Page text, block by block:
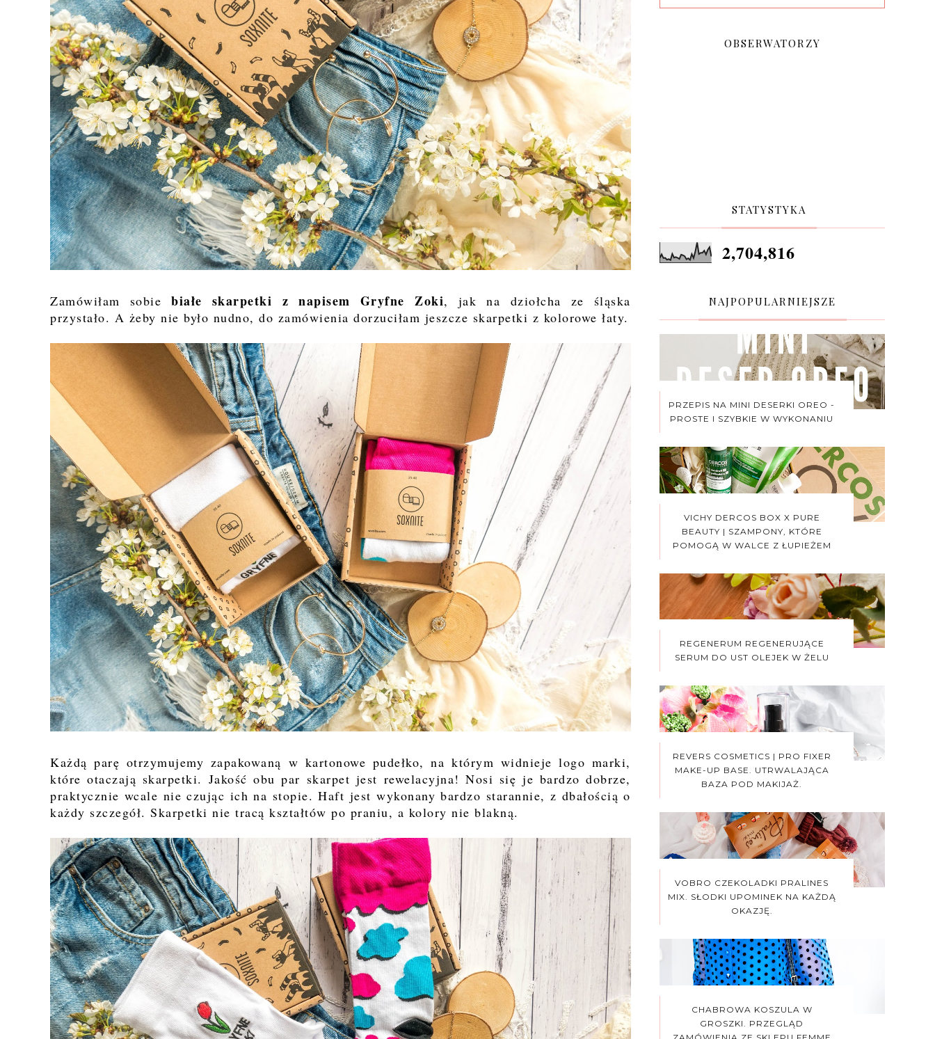
Zamówiłam sobiebiałe skarpetki z napisem Gryfne Zoki, jak na dziołcha ze śląska
przystało. A żeby nie było nudno, do zamówienia dorzuciłam jeszcze skarpetki z kolorowe łaty.
Każdą parę otrzymujemy zapakowaną w kartonowe pudełko, na którym widnieje logo marki,
które otaczają skarpetki. Jakość obu par skarpet jest rewelacyjna! Nosi się je bardzo dobrze,
praktycznie wcale nie czując ich na stopie. Haft jest wykonany bardzo starannie, z dbałością o
każdy szczegół. Skarpetki nie tracą kształtów po praniu, a kolory nie blakną.
OBSERWATORZY
STATYSTYKA
2,704,816
NAJPOPULARNIEJSZE
PRZEPIS NA MINI DESERKI OREO -
PROSTE I SZYBKIE W WYKONANIU
VICHY DERCOS BOX X PURE
BEAUTY | SZAMPONY, KTÓRE
POMOGĄ W WALCE Z ŁUPIEŻEM
REGENERUM REGENERUJĄCE
SERUM DO UST OLEJEK W ŻELU
REVERS COSMETICS | PRO FIXER
MAKE-UP BASE. UTRWALAJĄCA
BAZA POD MAKIJAŻ.
VOBRO CZEKOLADKI PRALINES
MIX. SŁODKI UPOMINEK NA KAŻDĄ
OKAZJĘ.
CHABROWA KOSZULA W
GROSZKI. PRZEGLĄD